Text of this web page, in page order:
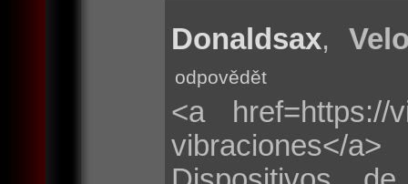
Donaldsax,
odpovědět
<a href=https://
vibraciones</a>